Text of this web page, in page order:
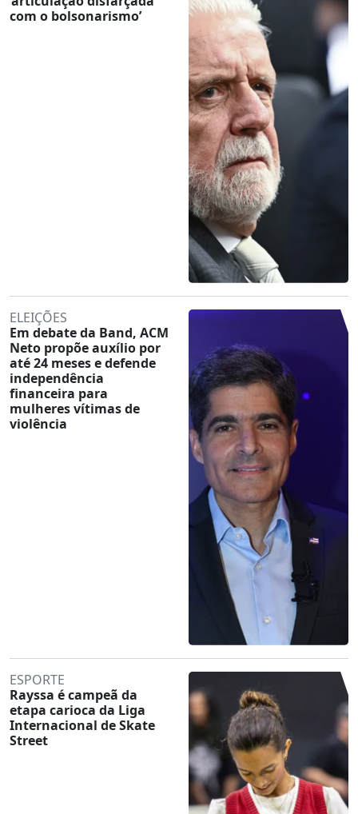
com o bolsonarismo’
ELEIÇÕES
Em debate da Band, ACM
Neto propõe auxílio por
até 24 meses e defende
independência
financeira para
mulheres vítimas de
violência
ESPORTE
Rayssa é campeã da
etapa carioca da Liga
Internacional de Skate
Street